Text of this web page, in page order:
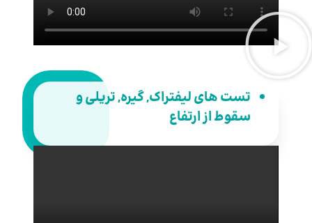
تست های لیفتراک, گیره, تریلی و
سقوط از ارتفاع